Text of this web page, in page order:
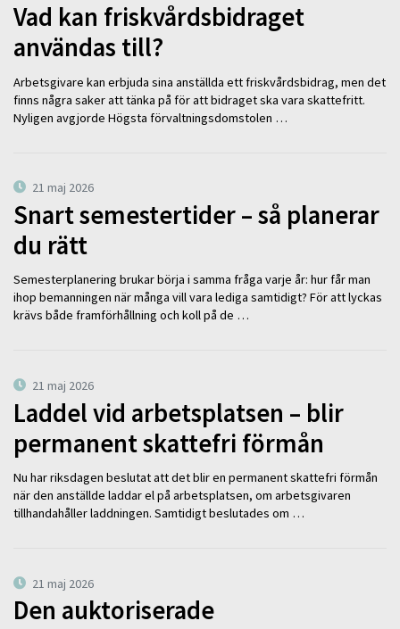
Vad kan friskvårdsbidraget
användas till?
Arbetsgivare kan erbjuda sina anställda ett friskvårdsbidrag, men det
finns några saker att tänka på för att bidraget ska vara skattefritt.
Nyligen avgjorde Högsta förvaltningsdomstolen …
21 maj 2026
Snart semestertider – så planerar
du rätt
Semesterplanering brukar börja i samma fråga varje år: hur får man
ihop bemanningen när många vill vara lediga samtidigt? För att lyckas
krävs både framförhållning och koll på de …
21 maj 2026
Laddel vid arbetsplatsen – blir
permanent skattefri förmån
Nu har riksdagen beslutat att det blir en permanent skattefri förmån
när den anställde laddar el på arbetsplatsen, om arbetsgivaren
tillhandahåller laddningen. Samtidigt beslutades om …
21 maj 2026
Den auktoriserade